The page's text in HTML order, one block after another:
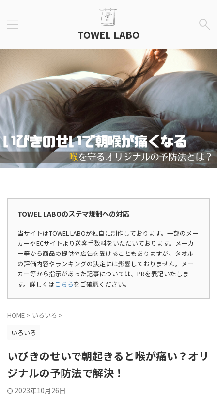
TOWEL LABO
TOWEL LABOのステマ規制への対応
当サイトはTOWEL LABOが独自に制作しております。一部のメー
カーやECサイトより送客手数料をいただいております。メーカ
ー等から商品の提供や広告を受けることもありますが、タオル
の評価内容やランキングの決定には影響しておりません。メー
カー等から指示があった記事については、PRを表記いたしま
す。詳しくはこちらをご確認ください。
HOME > いろいろ >
いろいろ
いびきのせいで朝起きると喉が痛い？オリ
ジナルの予防法で解決！
2023年10月26日